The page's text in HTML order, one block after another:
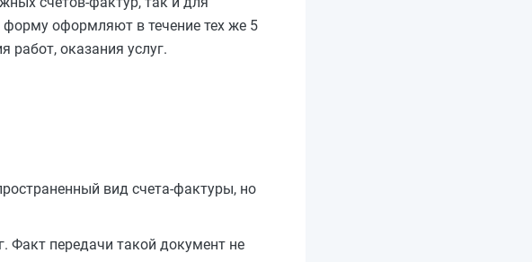
оформляют в течение тех же 5
работ, оказания услуг.
вид счета-фактуры, но
Факт передачи такой документ не